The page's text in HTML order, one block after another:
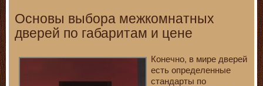
Основы выбора межкомнатных
дверей по габаритам и цене
Конечно, в мире дверей
есть определенные
стандарты по